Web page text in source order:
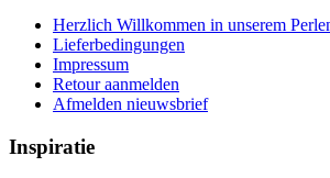
Herzlich Willkommen in unserem
Lieferbedingungen
Impressum
Retour aanmelden
Afmelden nieuwsbrief
Inspiratie